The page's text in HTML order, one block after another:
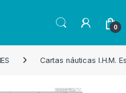
0
Cartas náuticas I.H.M.